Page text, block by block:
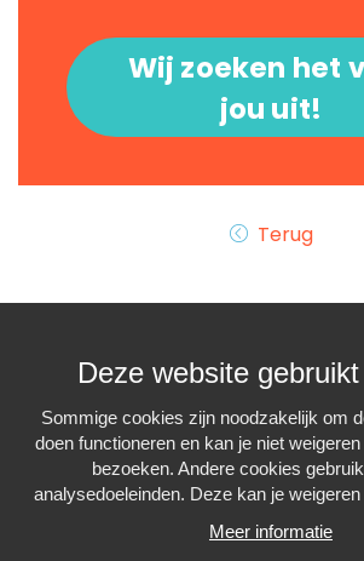
Wij zoeken het
jou uit!
Terug
Interiminfo.be is een
met de steun van de
Deze website
Sommige cookies zijn noodzakelijk om
doen functioneren en kan je niet
bezoeken. Andere cookies
analysedoeleinden. Deze kan je
Meer informatie